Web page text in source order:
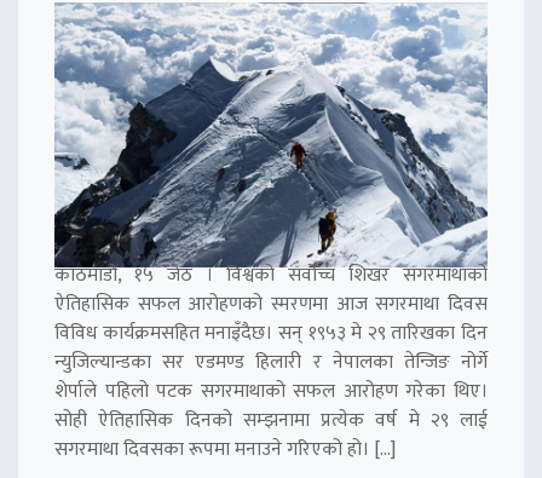
काठमाडौं, १५ जेठ । विश्वको सर्वोच्च शिखर सगरमाथाको
ऐतिहासिक सफल आरोहणको स्मरणमा आज सगरमाथा दिवस
विविध कार्यक्रमसहित मनाइँदैछ। सन् १९५३ मे २९ तारिखका दिन
न्युजिल्यान्डका सर एडमण्ड हिलारी र नेपालका तेन्जिङ नोर्गे
शेर्पाले पहिलो पटक सगरमाथाको सफल आरोहण गरेका थिए।
सोही ऐतिहासिक दिनको सम्झनामा प्रत्येक वर्ष मे २९ लाई
सगरमाथा दिवसका रूपमा मनाउने गरिएको हो। […]